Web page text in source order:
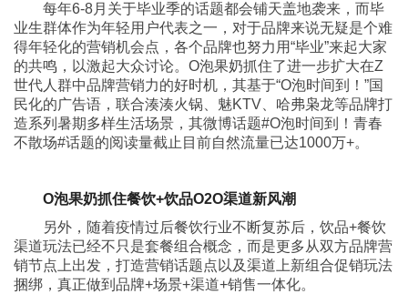
每年6-8月关于毕业季的话题都会铺天盖地袭来，而毕
业生群体作为年轻用户代表之一，对于品牌来说无疑是个难
得年轻化的营销机会点，各个品牌也努力用“毕业”来起大家
的共鸣，以激起大众讨论。O泡果奶抓住了进一步扩大在Z
世代人群中品牌营销力的好时机，其基于“O泡时间到！”国
民化的广告语，联合湊湊火锅、魅KTV、哈弗枭龙等品牌打
造系列暑期多样生活场景，其微博话题#O泡时间到！青春
不散场#话题的阅读量截止目前自然流量已达1000万+。
O泡果奶抓住餐饮+饮品O2O渠道新风潮
另外，随着疫情过后餐饮行业不断复苏后，饮品+餐饮
渠道玩法已经不只是套餐组合概念，而是更多从双方品牌营
销节点上出发，打造营销话题点以及渠道上新组合促销玩法
捆绑，真正做到品牌+场景+渠道+销售一体化。